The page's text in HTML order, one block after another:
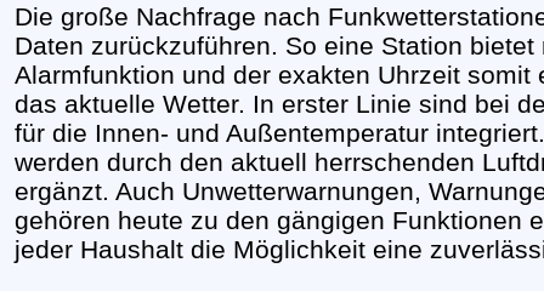
Die große Nachfrage nach
Daten zurückzuführen. So eine Station
Alarmfunktion und der exakten Uhrzeit
das aktuelle Wetter. In erster Linie sind bei
für die Innen- und Außentemperatur
werden durch den aktuell herrschenden
ergänzt. Auch Unwetterwarnungen,
gehören heute zu den gängigen Funktionen
jeder Haushalt die Möglichkeit eine